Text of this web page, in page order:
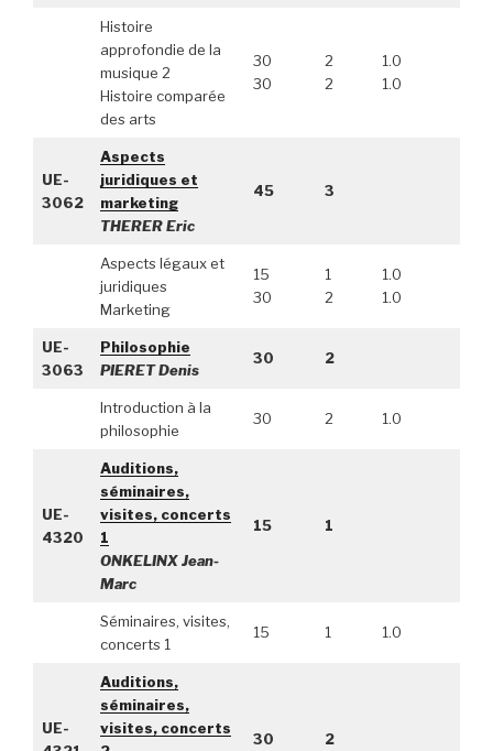
Histoire
approfondie de la
musique 2
Histoire comparée
des arts
30
30
2
2
1.0
1.0
UE-
3062
Aspects
juridiques et
marketing
THERER Eric
45 3
Aspects légaux et
juridiques
Marketing
15
30
1
2
1.0
1.0
UE-
3063
Philosophie
PIERET Denis
30 2
Introduction à la
philosophie
30 2 1.0
UE-
4320
Auditions,
séminaires,
visites, concerts
1
ONKELINX Jean-
Marc
15 1
Séminaires, visites,
concerts 1
15 1 1.0
UE-
Auditions,
séminaires,
visites, concerts
30 2